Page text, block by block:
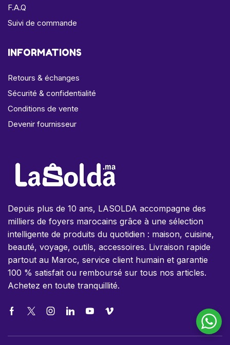
F.A.Q
Suivi de commande
INFORMATIONS
Retours & échanges
Sécurité & confidentialité
Conditions de vente
Devenir fournisseur
Depuis plus de 10 ans, LASOLDA accompagne des
milliers de foyers marocains grâce à une sélection
intelligente de produits du quotidien : maison, cuisine,
beauté, voyage, outils, accessoires. Livraison rapide
partout au Maroc, service client humain et garantie
100 % satisfait ou remboursé sur tous nos articles.
Achetez en toute tranquillité.